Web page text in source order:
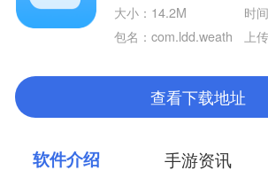
大小：14.2M
时
包名：com.ldd.weath
上
查看下载地址
软件介绍 手游资讯